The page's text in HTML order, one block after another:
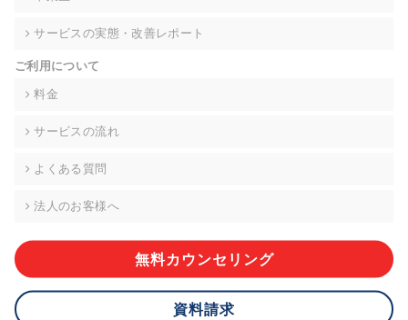
的な期間内に対応いたします。ただし、申請が本人確認が不可
により、ご希望に添えない場合があります。 なお、アクセスロ
グなどの個人情報以外の情報については、原則として開示等は
株式会社div 個人情報問合せ窓口
メールアドレス:privacy_policy@di-v.co.jp
ご本人様が当社に個人情報を提供されるかどうかは任意による
応ができない場合があります。
サービスの実態・改善レポート
ご利用について
料金
サービスの流れ
よくある質問
法人のお客様へ
無料カウンセリング
資料請求